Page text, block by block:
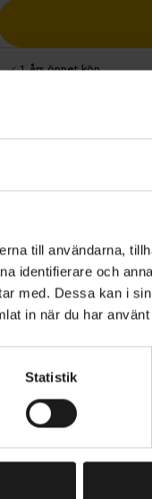
till användarna,
identifierare och
med. Dessa kan i
in när du har
Statistik
1 års öppet köp
flera
på 600 lumen.
läget
under en dator
- TYP